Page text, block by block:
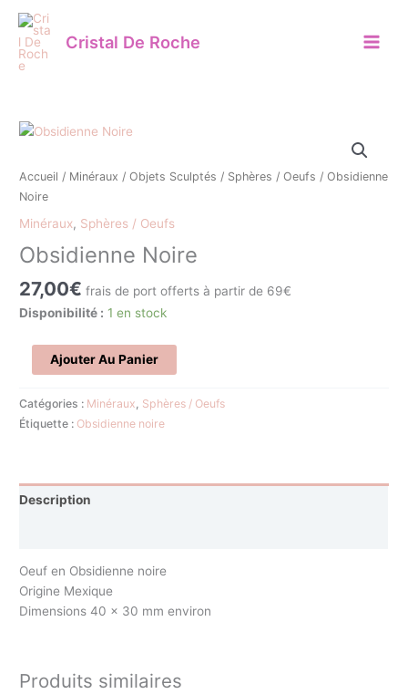
contenu
Cristal De Roche
Accueil / Minéraux /Objets Sculptés / Sphères / Oeufs / Obsidienne
Noire
Minéraux, Sphères / Oeufs
Obsidienne Noire
27,00€ frais de port offerts à partir de 69€
Disponibilité : 1 en stock
quantité
Obsidienne
Noire
Ajouter Au Panier
Catégories : Minéraux Sphères / Oeufs
Étiquette : Obsidienne noire
Description
Oeuf en Obsidienne noire
Origine Mexique
Dimensions 40 x 30 mm environ
Produits similaires